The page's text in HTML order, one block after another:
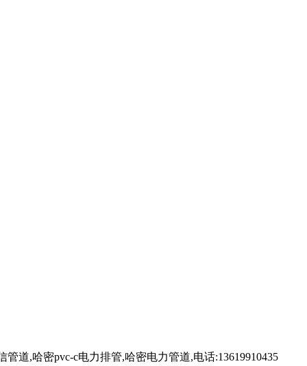
道,哈密pvc-c电力排管,哈密电力管道,电话:13619910435